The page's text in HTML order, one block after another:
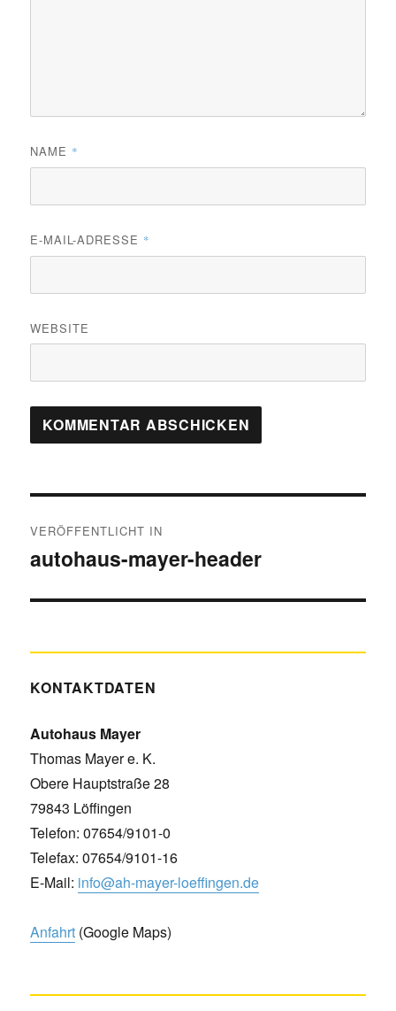
NAME *
E-MAIL-ADRESSE *
WEBSITE
VERÖFFENTLICHT IN
autohaus-mayer-header
KONTAKTDATEN
Autohaus Mayer
Thomas Mayer e. K.
Obere Hauptstraße 28
79843 Löffingen
Telefon: 07654/9101-0
Telefax: 07654/9101-16
E-Mail: info@ah-mayer-loeffingen.de
Anfahrt (Google Maps)